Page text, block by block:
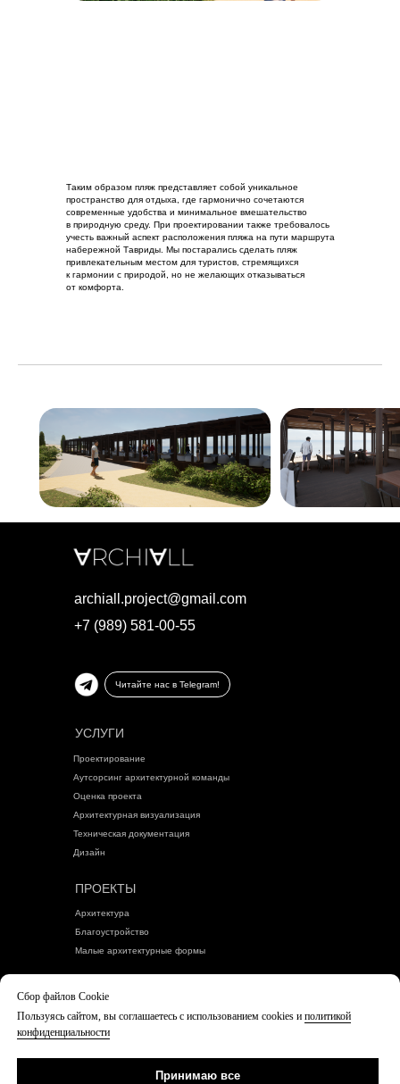
Таким образом пляж представляет собой уникальное
пространство для отдыха, где гармонично сочетаются
современные удобства и минимальное вмешательство
в природную среду. При проектировании также требовалось
учесть важный аспект расположения пляжа на пути маршрута
набережной Тавриды. Мы постарались сделать пляж
привлекательным местом для туристов, стремящихся
к гармонии с природой, но не желающих отказываться
от комфорта.
Сбор файлов Cookie
Пользуясь сайтом, вы соглашаетесь с использованием cookies и политикой
конфиденциальности
Принимаю все
archiall.project@gmail.com
Политика конфиденциальности
УСЛУГИ
ПРОЕКТЫ
Проектирование
Аутсорсинг архитектурной команды
Оценка проекта
Архитектурная визуализация
Техническая документация
Дизайн
Архитектура
Благоустройство
Малые архитектурные формы
+7 (989) 581-00-55
Читайте нас в Telegram!